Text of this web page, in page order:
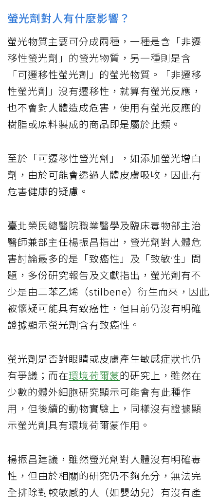
螢光劑對人有什麼影響？
螢光物質主要可分成兩種，一種是含「非遷
移性螢光劑」的螢光物質，另一種則是含
「可遷移性螢光劑」的螢光物質。「非遷移
性螢光劑」沒有遷移性，就算有螢光反應，
也不會對人體造成危害，使用有螢光反應的
樹脂或原料製成的商品即是屬於此類。
至於「可遷移性螢光劑」，如添加螢光增白
劑，由於可能會透過人體皮膚吸收，因此有
危害健康的疑慮。
臺北榮民總醫院職業醫學及臨床毒物部主治
醫師兼部主任楊振昌指出，螢光劑對人體危
害討論最多的是「致癌性」及「致敏性」問
題，多份研究報告及文獻指出，螢光劑有不
少是由二苯乙烯（stilbene）衍生而來，因此
被懷疑可能具有致癌性，但目前仍沒有明確
證據顯示螢光劑含有致癌性。
螢光劑是否對眼睛或皮膚產生敏感症狀也仍
有爭議；而在環境荷爾蒙的研究上，雖然在
少數的體外細胞研究顯示可能會有此種作
用，但後續的動物實驗上，同樣沒有證據顯
示螢光劑具有環境荷爾蒙作用。
楊振昌建議，雖然螢光劑對人體沒有明確毒
性，但由於相關的研究仍不夠充分，無法完
全排除對較敏感的人（如嬰幼兒）有沒有產